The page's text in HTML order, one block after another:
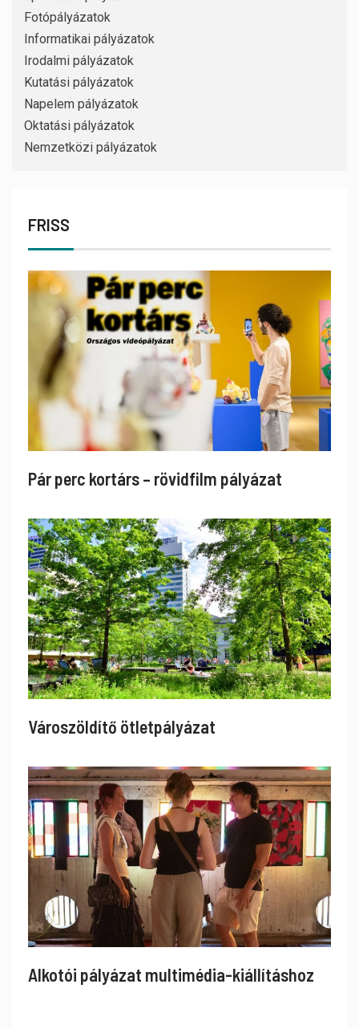
Fotópályázatok
Informatikai pályázatok
Irodalmi pályázatok
Kutatási pályázatok
Napelem pályázatok
Oktatási pályázatok
Nemzetközi pályázatok
FRISS
Pár perc kortárs – rövidfilm pályázat
Városzöldítő ötletpályázat
Alkotói pályázat multimédia-kiállításhoz